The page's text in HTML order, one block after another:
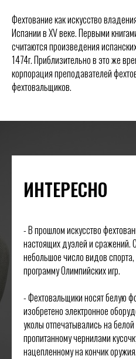
Фехтование как искусство
Испании в XV веке. Первыми
считаются произведения
1474г. Приблизительно в это же
корпорация преподавателей
фехтовальщиков.
ИНТЕРЕСНО
- В прошлом искусство
настоящих дуэлей и сражений.
небольшое число видов
программу Олимпийских игр.
- Фехтовальщики носят белую
изобретено электронное
уколы отпечатывались на
пропитанному чернилами
нацепленному на кончик оружия.